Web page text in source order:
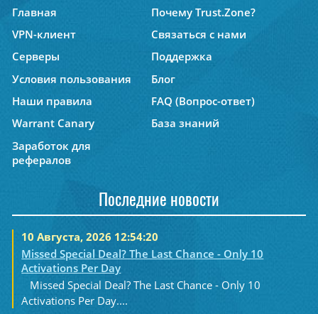
Главная
Почему Trust.Zone?
VPN-клиент
Связаться с нами
Серверы
Поддержка
Условия пользования
Блог
Наши правила
FAQ (Вопрос-ответ)
Warrant Canary
База знаний
Заработок для
рефералов
Последние новости
10 Августа, 2026 12:54:20
Missed Special Deal? The Last Chance - Only 10
Activations Per Day
Missed Special Deal? The Last Chance - Only 10
Activations Per Day....